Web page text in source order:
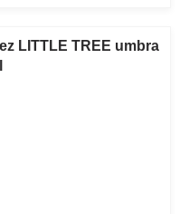
LITTLE TREE umbra